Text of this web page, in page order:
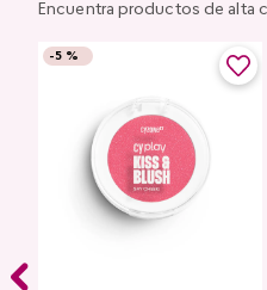
Encuentra productos de alta
-5 %